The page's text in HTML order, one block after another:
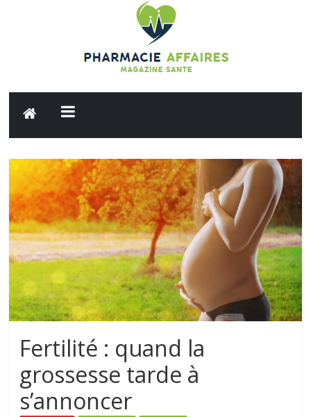
Fertilité : quand la
grossesse tarde à
s’annoncer